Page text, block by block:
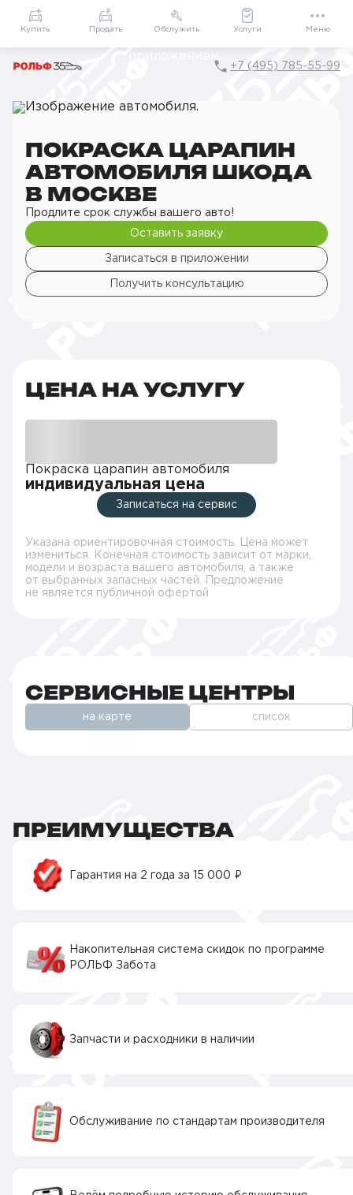
Приложение
Мой РОЛЬФ
Подарки внутри
+7 (495) 785-55-99
Главная
РОЛЬФ Сервис
Сервис ŠKODA
Кузовной ремонт
Покраска царапин
Покраска царапин автомобиля
ПОКРАСКА ЦАРАПИН
АВТОМОБИЛЯ ШКОДА
В МОСКВЕ
Продлите срок службы вашего авто!
Оставить заявку
Записаться в приложении
Получить консультацию
ЦЕНА НА УСЛУГУ
Покраска царапин автомобиля
индивидуальная цена
Записаться на сервис
Указана ориентировочная стоимость. Цена может
измениться. Конечная стоимость зависит от марки,
модели и возраста вашего автомобиля, а также
от выбранных запасных частей. Предложение
не является публичной офертой
СЕРВИСНЫЕ ЦЕНТРЫ
на карте список
ПРЕИМУЩЕСТВА
Гарантия на 2 года за 15 000 ₽
Накопительная система скидок по программе
РОЛЬФ Забота
Запчасти и расходники в наличии
Обслуживание по стандартам производителя
Купить Продать Обслужить Услуги Меню